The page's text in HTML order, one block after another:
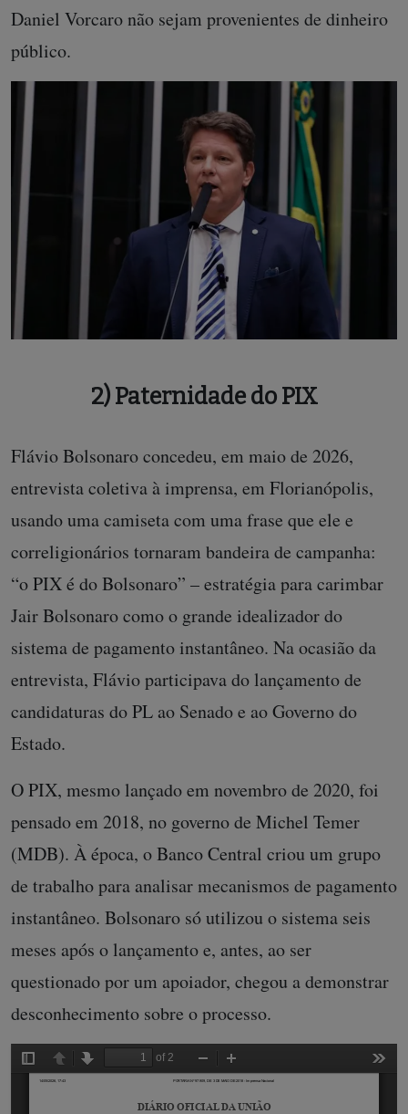
Daniel Vorcaro não sejam provenientes de dinheiro
público.
2) Paternidade do PIX
Flávio Bolsonaro concedeu, em maio de 2026,
entrevista coletiva à imprensa, em Florianópolis,
usando uma camiseta com uma frase que ele e
correligionários tornaram bandeira de campanha:
“o PIX é do Bolsonaro” – estratégia para carimbar
Jair Bolsonaro como o grande idealizador do
sistema de pagamento instantâneo. Na ocasião da
entrevista, Flávio participava do lançamento de
candidaturas do PL ao Senado e ao Governo do
Estado.
O PIX, mesmo lançado em novembro de 2020, foi
pensado em 2018, no governo de Michel Temer
(MDB). À época, o Banco Central criou um grupo
de trabalho para analisar mecanismos de pagamento
instantâneo. Bolsonaro só utilizou o sistema seis
meses após o lançamento e, antes, ao ser
questionado por um apoiador, chegou a demonstrar
desconhecimento sobre o processo.